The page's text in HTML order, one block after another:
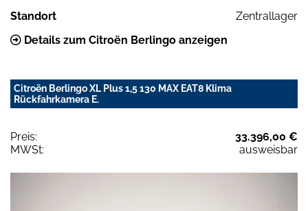
Standort
Zentrallager
Details zum Citroën Berlingo anzeigen
Citroën Berlingo XL Plus 1,5 130 MAX EAT8 Klima
Rückfahrkamera E.
Preis:
33.396,00 €
MWSt:
ausweisbar